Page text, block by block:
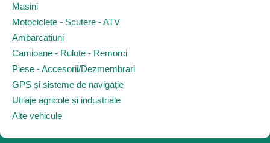
Masini
Motociclete - Scutere - ATV
Ambarcatiuni
Camioane - Rulote - Remorci
Piese - Accesorii/Dezmembrari
GPS și sisteme de navigație
Utilaje agricole și industriale
Alte vehicule